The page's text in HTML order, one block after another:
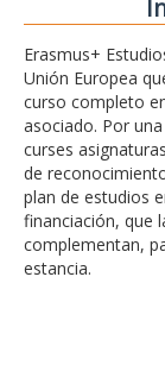
Erasmus+
Unión Europea
curso completo
asociado. Por
curses
de
plan de estudios
financiación, que
complementan,
estancia.